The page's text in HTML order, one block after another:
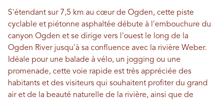
S'étendant sur 7,5 km au cœur de Ogden, cette piste
cyclable et piétonne asphaltée débute à l'embouchure du
canyon Ogden et se dirige vers l'ouest le long de la
Ogden River jusqu'à sa confluence avec la rivière Weber.
Idéale pour une balade à vélo, un jogging ou une
promenade, cette voie rapide est très appréciée des
habitants et des visiteurs qui souhaitent profiter du grand
air et de la beauté naturelle de la rivière, ainsi que de